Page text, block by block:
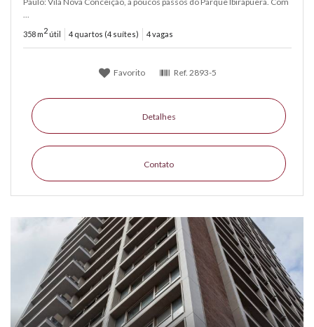
...
358 m2 útil 4 quartos (4 suítes) 4 vagas
Favorito Ref. 2893-5
Detalhes
Contato